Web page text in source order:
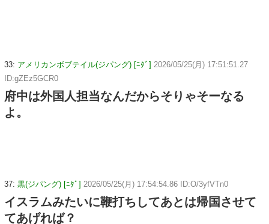
33: アメリカンボブテイル(ジパング) [ﾆﾀﾞ] 2026/05/25(月) 17:51:51.27
ID:gZEz5GCR0
府中は外国人担当なんだからそりゃそーなる
よ。
37: 黒(ジパング) [ﾆﾀﾞ] 2026/05/25(月) 17:54:54.86 ID:O/3yfVTn0
イスラムみたいに鞭打ちしてあとは帰国させて
てあげれば？